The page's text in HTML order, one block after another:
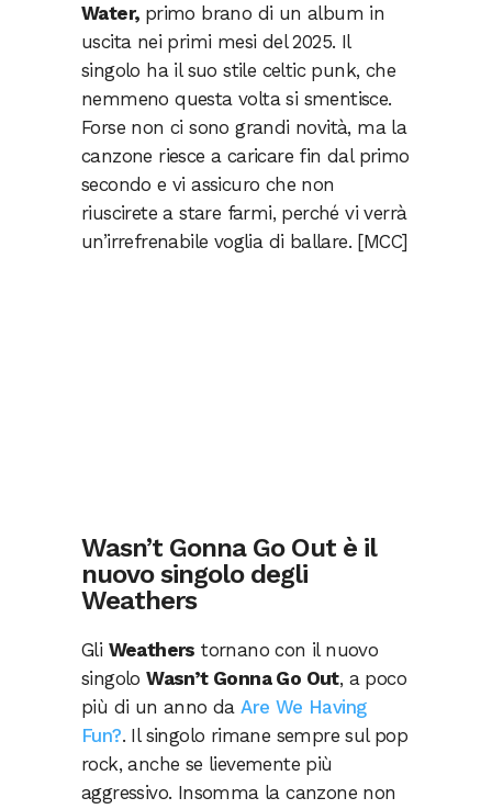
Water, primo brano di un album in
uscita nei primi mesi del 2025. Il
singolo ha il suo stile celtic punk, che
nemmeno questa volta si smentisce.
Forse non ci sono grandi novità, ma la
canzone riesce a caricare fin dal primo
secondo e vi assicuro che non
riuscirete a stare farmi, perché vi verrà
un’irrefrenabile voglia di ballare. [MCC]
Wasn’t Gonna Go Out è il
nuovo singolo degli
Weathers
Gli Weathers tornano con il nuovo
singoloWasn’t Gonna Go Out, a poco
più di un anno daAre We Having
Fun?. Il singolo rimane sempre sul pop
rock, anche se lievemente più
aggressivo. Insomma la canzone non